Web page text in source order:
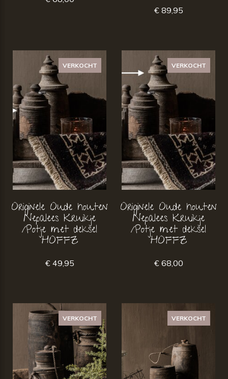
€ 89,95
VERKOCHT
Originele Oude houten
Nepalees Kruikje
/Potje met deksel
HOFFZ
€ 49,95
VERKOCHT
Originele Oude houten
Nepalees Kruikje
/Potje met deksel
HOFFZ
€ 68,00
VERKOCHT VERKOCHT